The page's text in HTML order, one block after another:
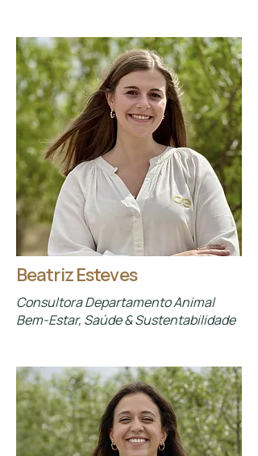
Beatriz Esteves
Consultora Departamento Animal
Bem-Estar, Saúde & Sustentabilidade